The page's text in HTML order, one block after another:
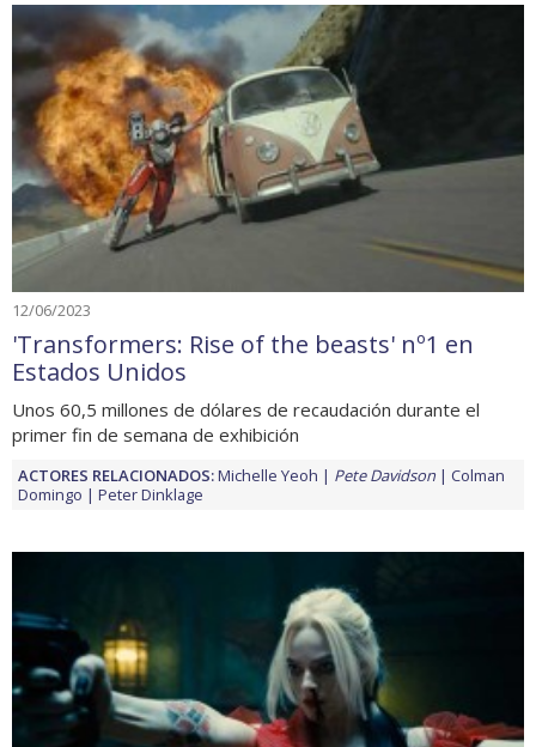
12/06/2023
'Transformers: Rise of the beasts' nº1 en
Estados Unidos
Unos 60,5 millones de dólares de recaudación durante el
primer fin de semana de exhibición
ACTORES RELACIONADOS:Michelle Yeoh Pete Davidson
Colman
Domingo
Peter Dinklage